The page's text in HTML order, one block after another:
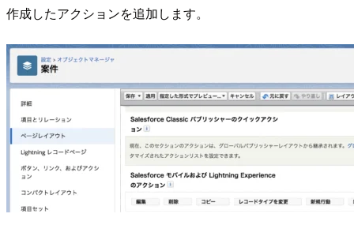
作成したアクションを追加します。